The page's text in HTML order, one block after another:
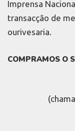
Imprensa
transacção de
ourivesaria.
COMPRAMOS O